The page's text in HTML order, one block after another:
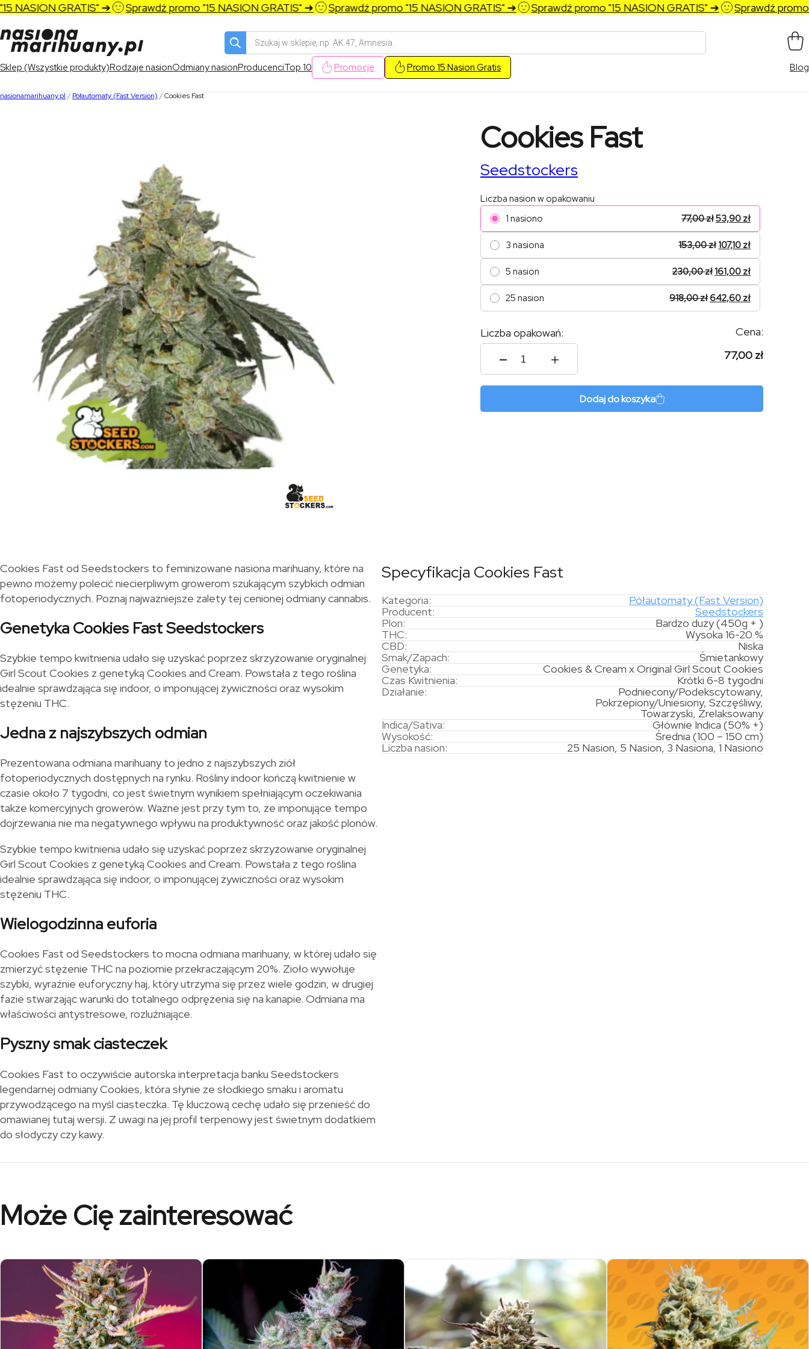
GRATIS" ➔ Sprawdź promo "15 NASION GRATIS" ➔ Sprawdź promo "15 NASION GRATIS" ➔ Sprawdź promo "15 NASION GRATIS" ➔ Sprawdź promo
Wyszukiwarka
produktów
Sklep (Wszystkie produkty)Rodzaje nasionOdmiany nasionProducenciTop 10 Promocje Promo 15 Nasion Gratis Blog
nasionamarihuany.pl / Półautomaty (Fast Version) /Cookies Fast
Cookies Fast
Seedstockers
Liczba nasion w opakowaniu
1 nasiono
77,00zł53,90 zł
3 nasiona 153,00zł107,10 zł
5 nasion 230,00zł161,00 zł
25 nasion 918,00zł642,60 zł
Liczba opakowań:
ilość
Cookies
Fast
Cena:
77,00 zł
Dodaj do koszyka
Specyfikacja Cookies Fast
Kategoria:
Półautomaty (Fast Version)
Producent:
Seedstockers
Plon:
Bardzo duży (450g + )
THC:
Wysoka 16-20 %
CBD:
Niska
Smak/Zapach:
Śmietankowy
Genetyka:
Cookies & Cream x Original Girl Scout Cookies
Czas Kwitnienia:
Krótki 6-8 tygodni
Działanie:
Podniecony/Podekscytowany,
Pokrzepiony/Uniesiony, Szczęśliwy,
Towarzyski, Zrelaksowany
Indica/Sativa:
Głównie Indica (50% +)
Wysokość:
Średnia (100 – 150 cm)
Liczba nasion:
25 Nasion, 5 Nasion, 3 Nasiona, 1 Nasiono
Cookies Fast od Seedstockers to feminizowane nasiona marihuany, które na
pewno możemy polecić niecierpliwym growerom szukającym szybkich odmian
fotoperiodycznych. Poznaj najważniejsze zalety tej cenionej odmiany cannabis.
Genetyka Cookies Fast Seedstockers
Szybkie tempo kwitnienia udało się uzyskać poprzez skrzyżowanie oryginalnej
Girl Scout Cookies z genetyką Cookies and Cream. Powstała z tego roślina
idealnie sprawdzająca się indoor, o imponującej żywiczności oraz wysokim
stężeniu THC.
Jedna z najszybszych odmian
Prezentowana odmiana marihuany to jedno z najszybszych ziół
fotoperiodycznych dostępnych na rynku. Rośliny indoor kończą kwitnienie w
czasie około 7 tygodni, co jest świetnym wynikiem spełniającym oczekiwania
także komercyjnych growerów. Ważne jest przy tym to, że imponujące tempo
dojrzewania nie ma negatywnego wpływu na produktywność oraz jakość plonów.
Szybkie tempo kwitnienia udało się uzyskać poprzez skrzyżowanie oryginalnej
Girl Scout Cookies z genetyką Cookies and Cream. Powstała z tego roślina
idealnie sprawdzająca się indoor, o imponującej żywiczności oraz wysokim
stężeniu THC.
Wielogodzinna euforia
Cookies Fast od Seedstockers to mocna odmiana marihuany, w której udało się
zmierzyć stężenie THC na poziomie przekraczającym 20%. Zioło wywołuje
szybki, wyraźnie euforyczny haj, który utrzyma się przez wiele godzin, w drugiej
fazie stwarzając warunki do totalnego odprężenia się na kanapie. Odmiana ma
właściwości antystresowe, rozluźniające.
Pyszny smak ciasteczek
Cookies Fast to oczywiście autorska interpretacja banku Seedstockers
legendarnej odmiany Cookies, która słynie ze słodkiego smaku i aromatu
przywodzącego na myśl ciasteczka. Tę kluczową cechę udało się przenieść do
omawianej tutaj wersji. Z uwagi na jej profil terpenowy jest świetnym dodatkiem
do słodyczy czy kawy.
Może Cię zainteresować